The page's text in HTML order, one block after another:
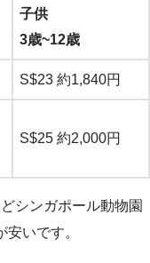
子供
3歳~12歳
S$23 約1,840円
S$25 約2,000円
シンガポール動物園
いです。